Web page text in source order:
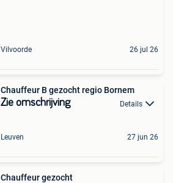
Vilvoorde 26 jul 26
Chauffeur B gezocht regio Bornem
Zie omschrijving Details
Leuven 27 jun 26
Chauffeur gezocht